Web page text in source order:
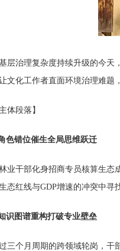
治理复杂度持续升级的今天，
文化工作者直面环境治理难题
段落】
色错位催生全局思维跃迁
干部化身招商专员核算生态成
态红线与GDP增速的冲突中寻
识图谱重构打破专业壁垒
个月周期的跨领域轮岗，干部